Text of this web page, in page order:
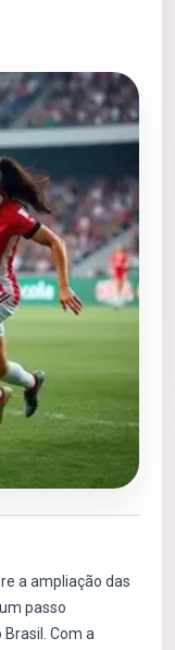
a ampliação das
passo
Com a